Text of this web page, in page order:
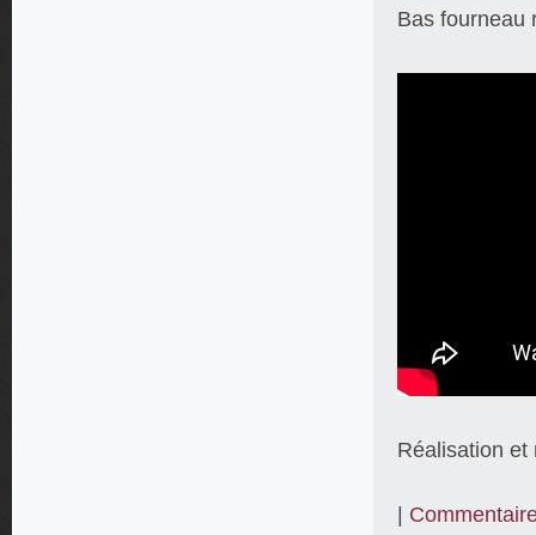
Bas fourneau
Réalisation et
|